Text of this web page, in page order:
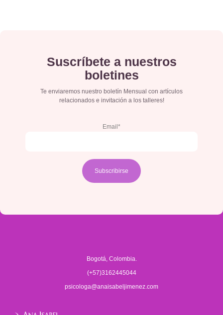
Suscríbete a nuestros
boletines
Te enviaremos nuestro boletín Mensual con artículos
relacionados e invitación a los talleres!
Email*
Bogotá, Colombia.
(+57)3162445044
psicologa@anaisabeljimenez.com